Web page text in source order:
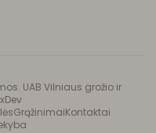
UAB Vilniaus grožio ir
GrąžinimaiKontaktai